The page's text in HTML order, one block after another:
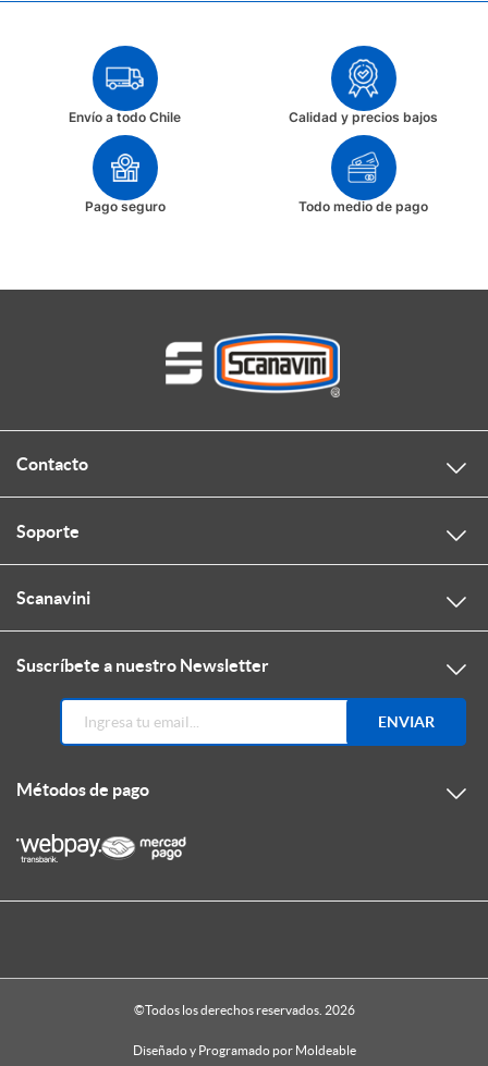
Envío a todo Chile Calidad y precios bajos
Pago seguro Todo medio de pago
Contacto
Soporte
Scanavini
Suscríbete a nuestro Newsletter
ENVIAR
Métodos de pago
©Todos los derechos reservados. 2026
Diseñado y Programado por Moldeable